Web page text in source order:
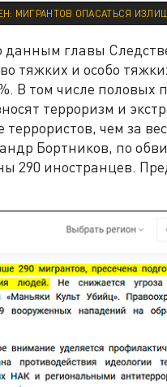
МИГРАНТОВ ОПАСАТЬСЯ
данным главы
тяжких и особо
В том числе половых
терроризм и
чем за
Бортников, по
290 иностранцев.